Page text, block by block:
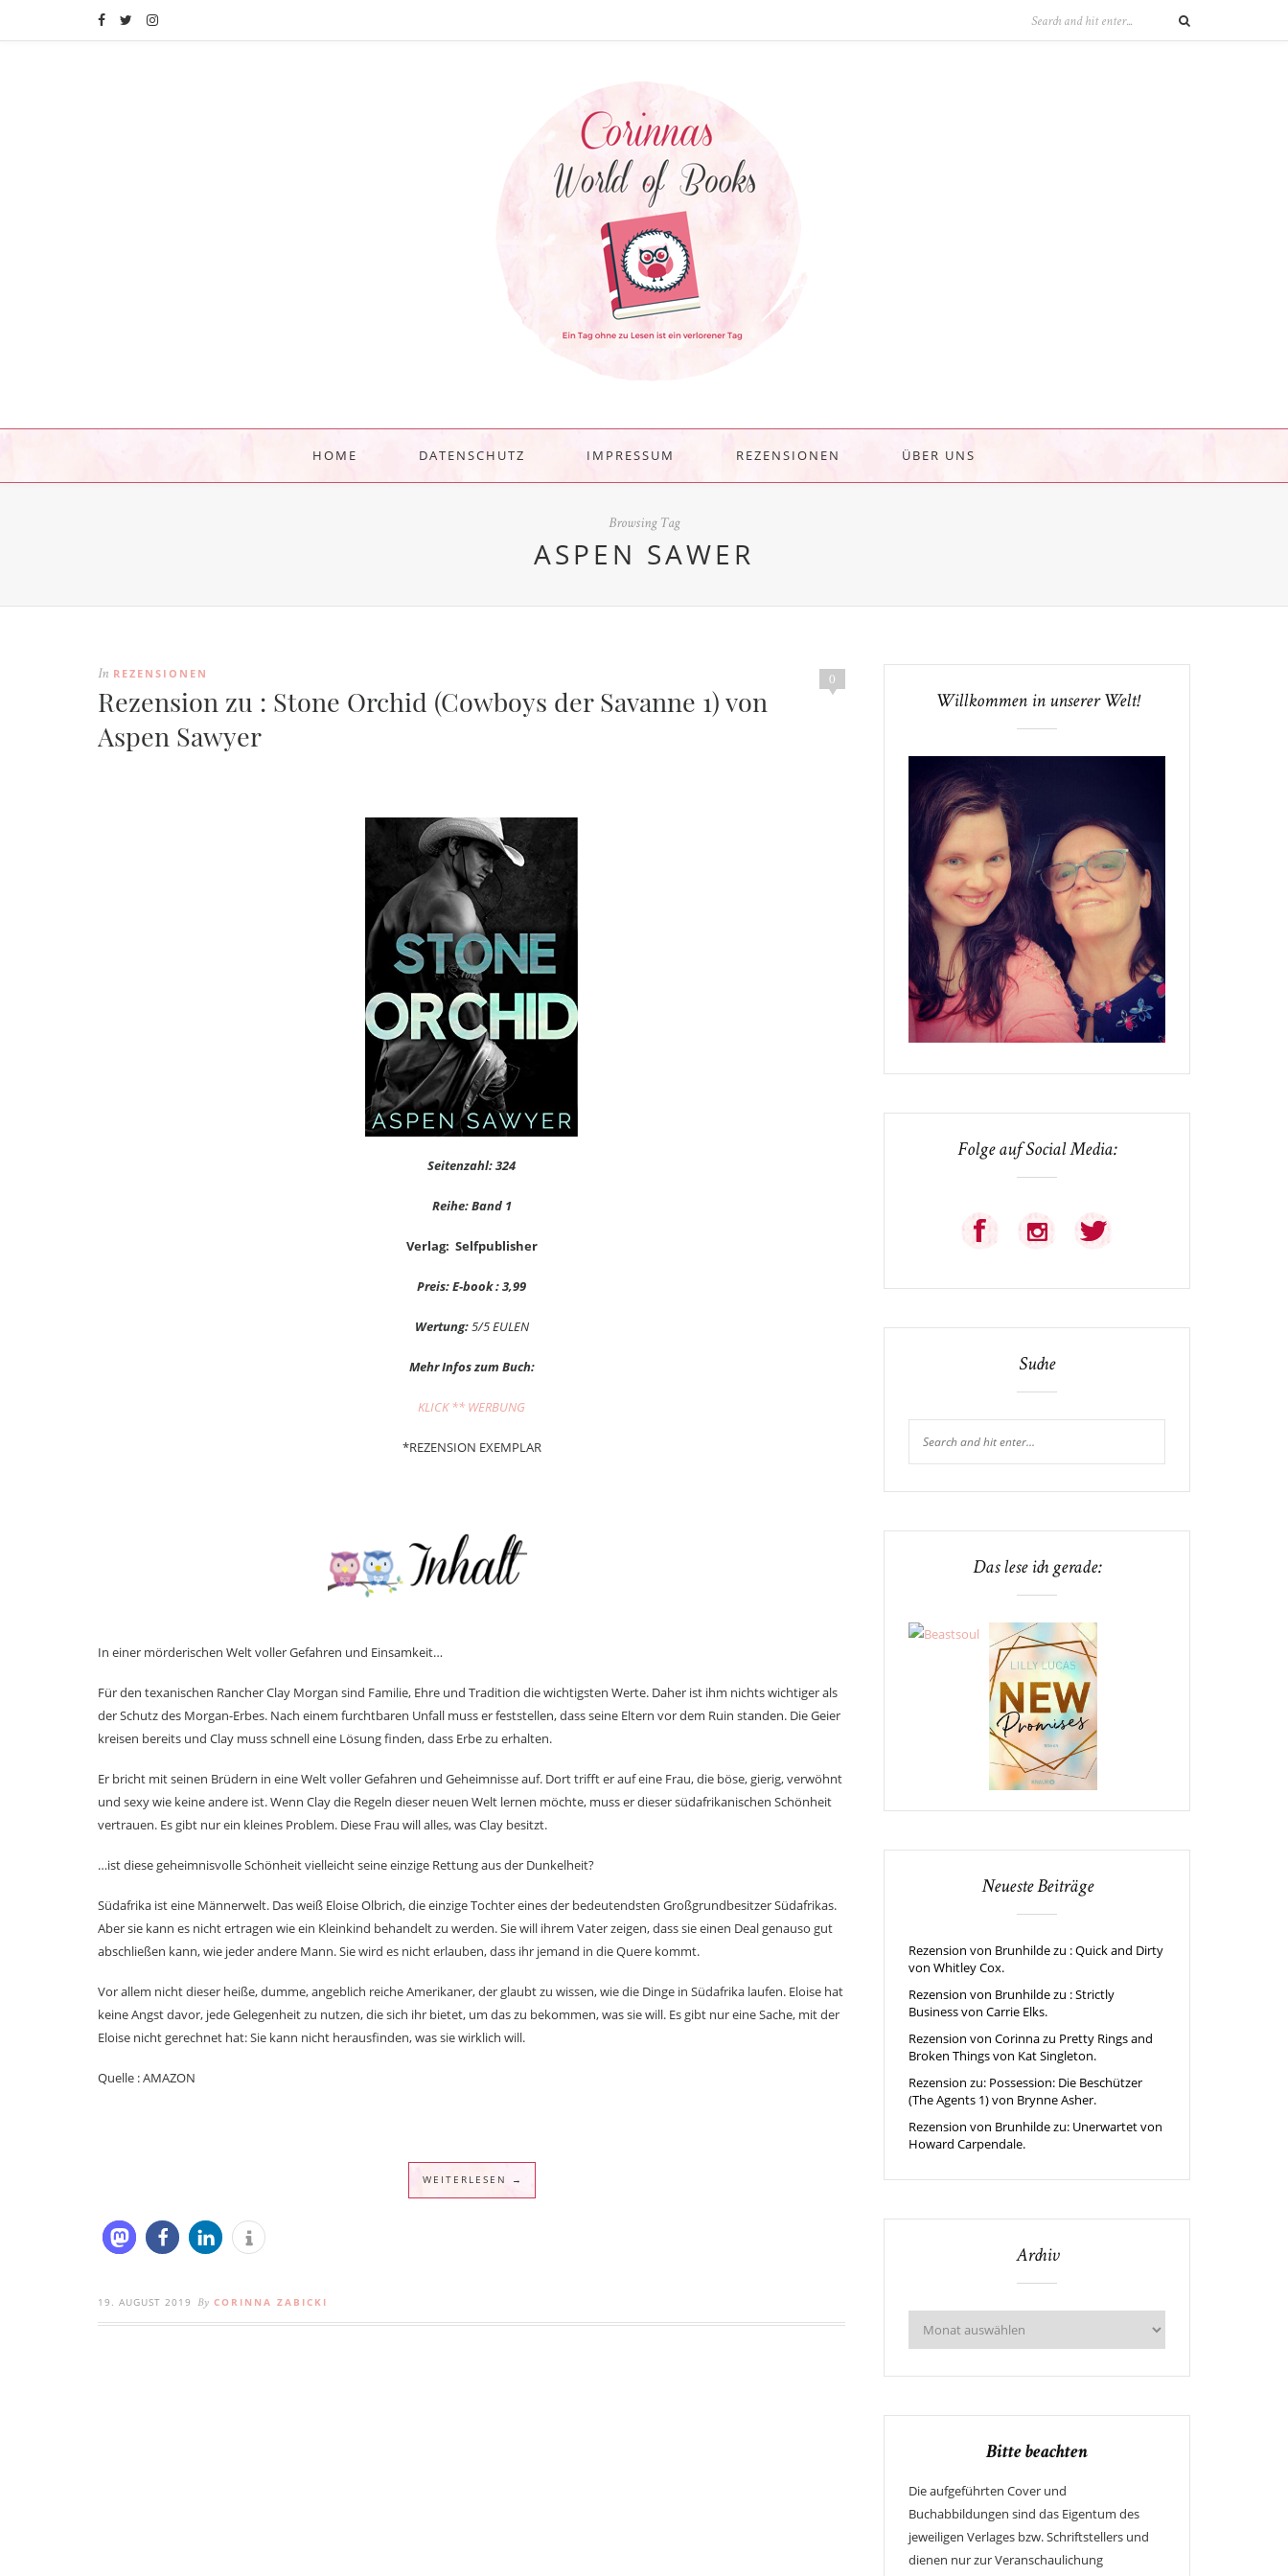
HOME DATENSCHUTZ IMPRESSUM REZENSIONEN ÜBER UNS
Browsing Tag
ASPEN SAWER
0
In REZENSIONEN
Rezension zu : Stone Orchid (Cowboys der Savanne 1) von
Aspen Sawyer
Seitenzahl: 324
Reihe: Band 1
Verlag: Selfpublisher
Preis: E-book : 3,99
Wertung:5/5 EULEN
Mehr Infos zum Buch:
KLICK ** WERBUNG
*REZENSION EXEMPLAR
In einer mörderischen Welt voller Gefahren und Einsamkeit…
Für den texanischen Rancher Clay Morgan sind Familie, Ehre und Tradition die wichtigsten Werte. Daher ist ihm nichts wichtiger als
der Schutz des Morgan-Erbes. Nach einem furchtbaren Unfall muss er feststellen, dass seine Eltern vor dem Ruin standen. Die Geier
kreisen bereits und Clay muss schnell eine Lösung finden, dass Erbe zu erhalten.
Er bricht mit seinen Brüdern in eine Welt voller Gefahren und Geheimnisse auf. Dort trifft er auf eine Frau, die böse, gierig, verwöhnt
und sexy wie keine andere ist. Wenn Clay die Regeln dieser neuen Welt lernen möchte, muss er dieser südafrikanischen Schönheit
vertrauen. Es gibt nur ein kleines Problem. Diese Frau will alles, was Clay besitzt.
…ist diese geheimnisvolle Schönheit vielleicht seine einzige Rettung aus der Dunkelheit?
Südafrika ist eine Männerwelt. Das weiß Eloise Olbrich, die einzige Tochter eines der bedeutendsten Großgrundbesitzer Südafrikas.
Aber sie kann es nicht ertragen wie ein Kleinkind behandelt zu werden. Sie will ihrem Vater zeigen, dass sie einen Deal genauso gut
abschließen kann, wie jeder andere Mann. Sie wird es nicht erlauben, dass ihr jemand in die Quere kommt.
Vor allem nicht dieser heiße, dumme, angeblich reiche Amerikaner, der glaubt zu wissen, wie die Dinge in Südafrika laufen. Eloise hat
keine Angst davor, jede Gelegenheit zu nutzen, die sich ihr bietet, um das zu bekommen, was sie will. Es gibt nur eine Sache, mit der
Eloise nicht gerechnet hat: Sie kann nicht herausfinden, was sie wirklich will.
Quelle : AMAZON
WEITERLESEN →
19. AUGUST 2019 By CORINNA ZABICKI
Willkommen in unserer Welt!
Folge auf Social Media:
Suche
Das lese ich gerade:
Neueste Beiträge
Rezension von Brunhilde zu : Quick and Dirty
von Whitley Cox.
Rezension von Brunhilde zu : Strictly
Business von Carrie Elks.
Rezension von Corinna zu Pretty Rings and
Broken Things von Kat Singleton.
Rezension zu: Possession: Die Beschützer
(The Agents 1) von Brynne Asher.
Rezension von Brunhilde zu: Unerwartet von
Howard Carpendale.
Archiv
Bitte beachten
Die aufgeführten Cover und
Buchabbildungen sind das Eigentum des
jeweiligen Verlages bzw. Schriftstellers und
dienen nur zur Veranschaulichung